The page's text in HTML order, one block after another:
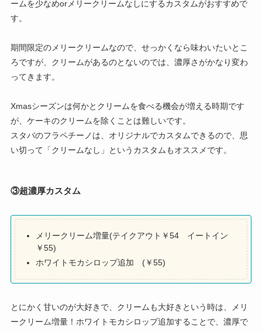
ームを少なめorメリークリームなしにするカスタムがおすすめで
す。
期間限定のメリークリームなので、せっかくなら味わいたいとこ
ろですが、クリームがあるのとないのでは、濃厚さがかなり変わ
ってきます。
Xmasシーズンは何かとクリームを食べる機会が増える時期です
が、ケーキのクリームを除くことは難しいです。
スタバのフラペチーノは、オリジナルでカスタムできるので、思
い切って「クリームなし」というカスタムもオススメです。
③超濃厚カスタム
メリークリーム増量(テイクアウト￥54 イートイン
￥55)
ホワイトモカシロップ追加 (￥55)
とにかく甘いのが大好きで、クリームも大好きという時は、メリ
ークリーム増量！ホワイトモカシロップ追加することで、濃厚で